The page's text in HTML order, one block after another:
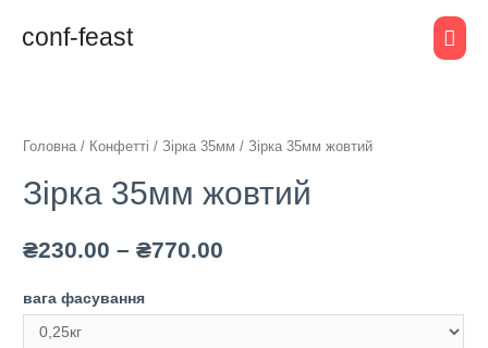
conf-feast
Головна / Конфетті /Зірка 35мм / Зірка 35мм жовтий
Зірка 35мм жовтий
₴230.00 –₴770.00
вага фасування